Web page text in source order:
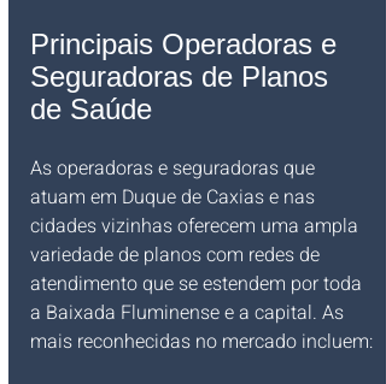
Principais Operadoras e
Seguradoras de Planos
de Saúde
As operadoras e seguradoras que
atuam em Duque de Caxias e nas
cidades vizinhas oferecem uma ampla
variedade de planos com redes de
atendimento que se estendem por toda
a Baixada Fluminense e a capital. As
mais reconhecidas no mercado incluem: